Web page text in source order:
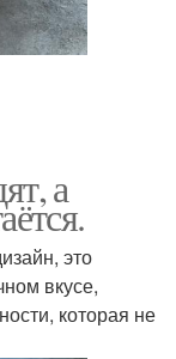
а
это
вкусе,
которая не